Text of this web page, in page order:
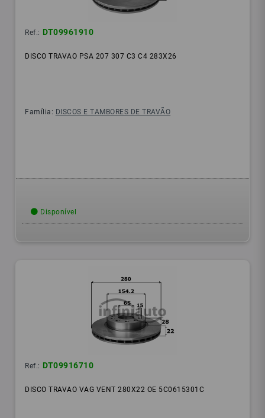
Ref.: DT09961910
DISCO TRAVAO PSA 207 307 C3 C4 283X26
Família: DISCOS E TAMBORES DE TRAVÃO
Disponível
Ref.: DT09916710
DISCO TRAVAO VAG VENT 280X22 OE 5C0615301C